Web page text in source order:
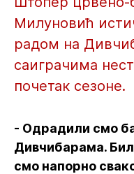
Милуновић
радом на
саиграчима
почетак сезоне.
- Одрадили смо
Дивчибарама.
смо напорно